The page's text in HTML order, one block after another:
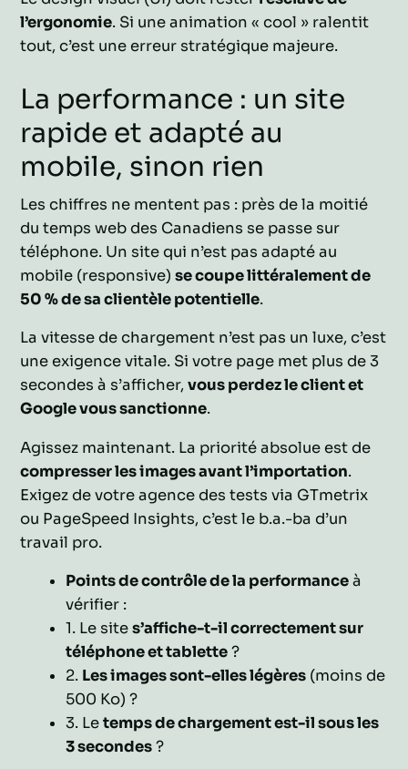
l’ergonomie. Si une animation « cool » ralentit
tout, c’est une erreur stratégique majeure.
La performance : un site
rapide et adapté au
mobile, sinon rien
Les chiffres ne mentent pas : près de la moitié
du temps web des Canadiens se passe sur
téléphone. Un site qui n’est pas adapté au
mobile (responsive)se coupe littéralement de
50 % de sa clientèle potentielle.
La vitesse de chargement n’est pas un luxe, c’est
une exigence vitale. Si votre page met plus de 3
secondes à s’afficher,vous perdez le client et
Google vous sanctionne.
Agissez maintenant. La priorité absolue est de
compresser les images avant l’importation.
Exigez de votre agence des tests via GTmetrix
ou PageSpeed Insights, c’est le b.a.-ba d’un
travail pro.
Points de contrôle de la performanceà
vérifier :
1. Le sites’affiche-t-il correctement sur
téléphone et tablette?
2. Les images sont-elles légères(moins de
500 Ko) ?
3. Letemps de chargement est-il sous les
3 secondes?